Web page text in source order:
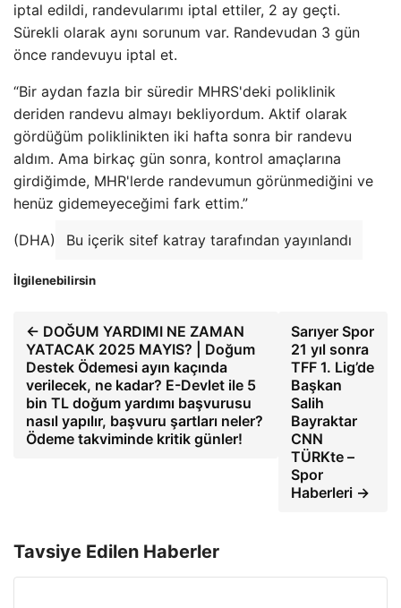
iptal edildi, randevularımı iptal ettiler, 2 ay geçti.
Sürekli olarak aynı sorunum var. Randevudan 3 gün
önce randevuyu iptal et.
“Bir aydan fazla bir süredir MHRS'deki poliklinik
deriden randevu almayı bekliyordum. Aktif olarak
gördüğüm poliklinikten iki hafta sonra bir randevu
aldım. Ama birkaç gün sonra, kontrol amaçlarına
girdiğimde, MHR'lerde randevumun görünmediğini ve
henüz gidemeyeceğimi fark ettim.”
(DHA) Bu içerik sitef katray tarafından yayınlandı
İlgilenebilirsin
← DOĞUM YARDIMI NE ZAMAN
YATACAK 2025 MAYIS? | Doğum
Destek Ödemesi ayın kaçında
verilecek, ne kadar? E-Devlet ile 5
bin TL doğum yardımı başvurusu
nasıl yapılır, başvuru şartları neler?
Ödeme takviminde kritik günler!
Sarıyer Spor
21 yıl sonra
TFF 1. Lig’de
Başkan
Salih
Bayraktar
CNN
TÜRKte –
Spor
Haberleri →
Tavsiye Edilen Haberler